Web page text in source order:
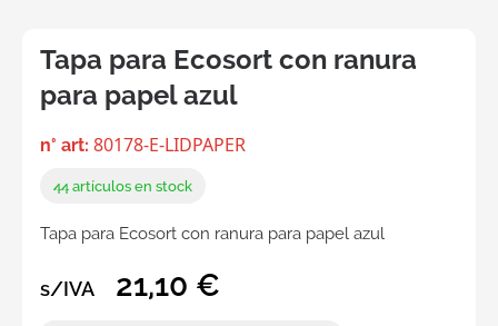
Tapa para Ecosort con ranura
para papel azul
n° art: 80178-E-LIDPAPER
44 artículos en stock
Tapa para Ecosort con ranura para papel azul
s/IVA 21,10 €